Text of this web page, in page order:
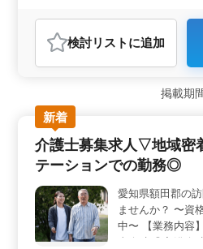
介護福祉士・
おすすめポイント
＜シニア活躍＞ 北九州市八幡
シニア介護士を大募集！50代、
契約社員・アルバイト・パート
形態での応募が可能。 ＜や
護記録作成、身体機能の維持・
（食事介助、排泄介助など）な
す。 経験を活かせる業務内
車通勤可能。社会保険完備で安
実の福利厚生で、安心して働け
検討リスト に追加
掲載期
新着
介護士募集求人▽地域密
テーションでの勤務◎
愛知県額田郡の
ませんか？ 〜資
中〜 【業務内容
事介助 ◎入浴介